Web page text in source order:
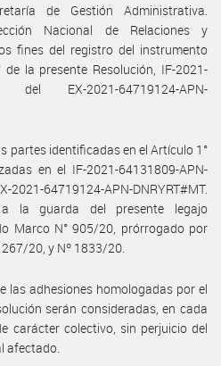
de Gestión Administrativa.
Nacional de Relaciones y
fines del registro del instrumento
la presente Resolución, IF-2021-
del EX-2021-64719124-APN-
partes identificadas en el Artículo 1°
en el IF-2021-64131809-APN-
64719124-APN-DNRYRT#MT.
a la guarda del presente legajo
Marco N° 905/20, prórrogado por
20, y Nº 1833/20.
las adhesiones homologadas por el
serán consideradas, en cada
carácter colectivo, sin perjuicio del
afectado.